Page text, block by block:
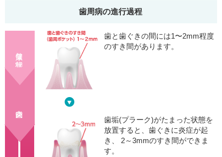
歯周病の進行過程
健康な状態
歯と歯ぐきの間には1〜2mm程度
のすき間があります。
歯垢(プラーク)がたまった状態を
放置すると、歯ぐきに炎症が起
き、 2～3mmのすき間ができま
す。